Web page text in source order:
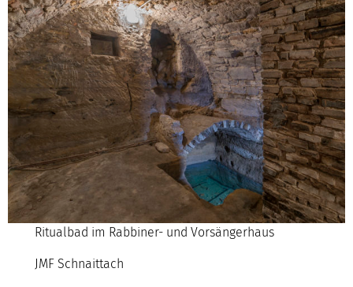
Ritualbad im Rabbiner- und Vorsängerhaus
JMF Schnaittach